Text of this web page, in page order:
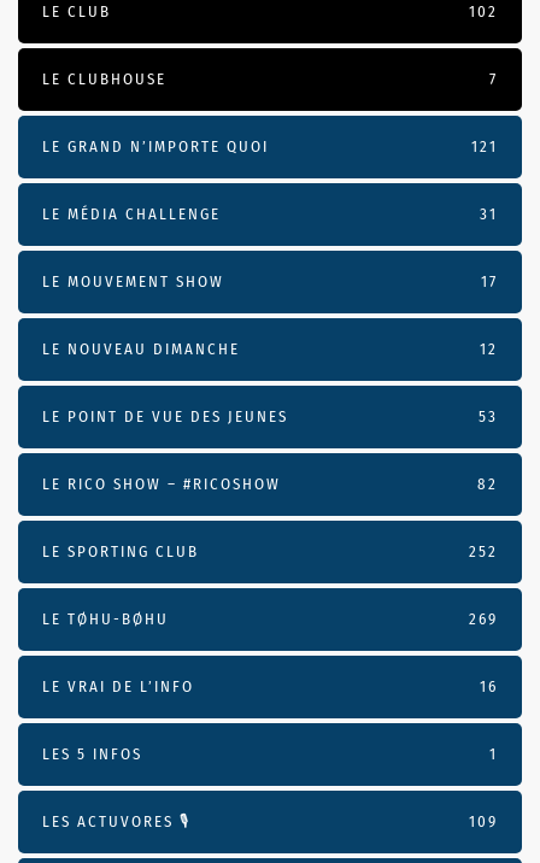
LE CLUB 102
LE CLUBHOUSE 7
LE GRAND N’IMPORTE QUOI 121
LE MÉDIA CHALLENGE 31
LE MOUVEMENT SHOW 17
LE NOUVEAU DIMANCHE 12
LE POINT DE VUE DES JEUNES 53
LE RICO SHOW – #RICOSHOW 82
LE SPORTING CLUB 252
LE TØHU-BØHU 269
LE VRAI DE L’INFO 16
LES 5 INFOS 1
LES ACTUVORES 🎙 109